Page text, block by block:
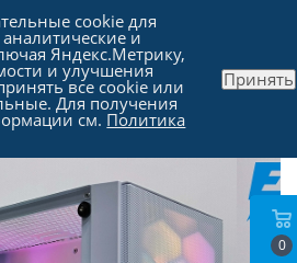
в Москве
0
cookie для
и
Яндекс.Метрику,
и улучшения
все cookie или
Для получения
см. Политика
Принять